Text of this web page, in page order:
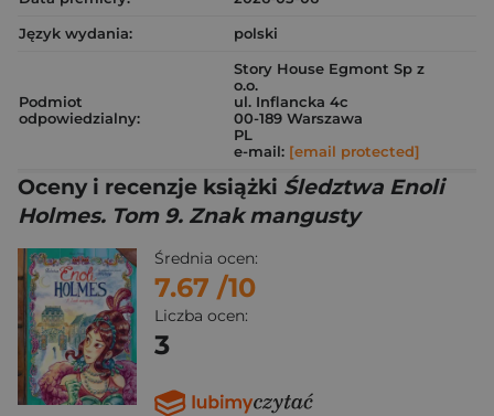
Język wydania:
polski
Podmiot
odpowiedzialny:
Story House Egmont Sp z
o.o.
ul. Inflancka 4c
00-189 Warszawa
PL
e-mail: [email protected]
Oceny i recenzje książki Śledztwa Enoli
Holmes. Tom 9. Znak mangusty
Średnia ocen:
7.67 /10
Liczba ocen:
3